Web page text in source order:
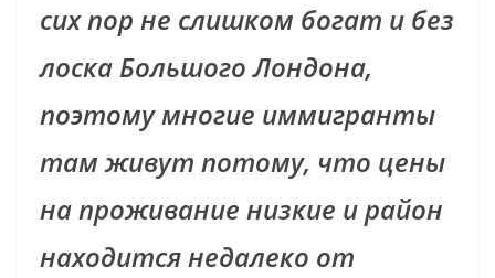
сих пор не слишком богат и без
лоска Большого Лондона,
поэтому многие иммигранты
там живут потому, что цены
на проживание низкие и район
находится недалеко от